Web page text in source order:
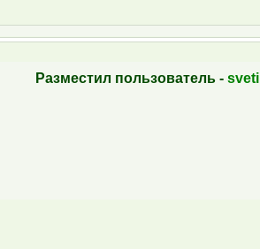
Разместил пользователь -